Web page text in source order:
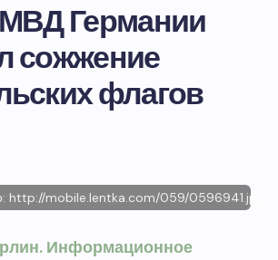
Германии
сожжение
флагов
http://mobile.lentka.com/059/0596941.jpg
Информационное